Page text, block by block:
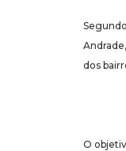
dos
O